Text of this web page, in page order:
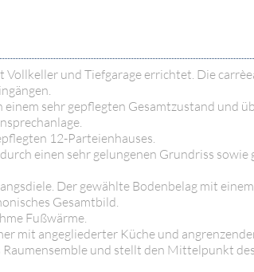
und Tiefgarage errichtet. Die
sehr gepflegten Gesamtzustand und
12-Parteienhauses.
einen sehr gelungenen Grundriss sowie
Der gewählte Bodenbelag mit
Gesamtbild.
Fußwärme.
mit angegliederter Küche und
und stellt den Mittelpunkt